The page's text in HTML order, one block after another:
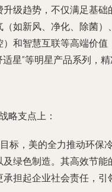
升级趋势，不仅满足基础
如新风、净化、除菌）
和智慧互联等高端价值
适星”等明星产品系列，
略支点上：
目标，美的全力推动环保
绿色制造。其高效节能
担起企业社会责任，引